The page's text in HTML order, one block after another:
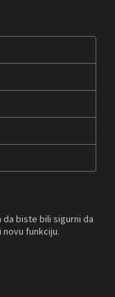
biste bili sigurni da
funkciju.